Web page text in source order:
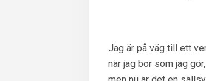
Jag är på väg till ett
när jag bor som jag